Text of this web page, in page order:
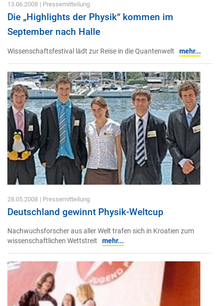
13.06.2008 | Pressemitteilung
Die „Highlights der Physik“ kommen im
September nach Halle
Wissenschaftsfestival lädt zur Reise in die Quantenwelt mehr...
28.05.2008 | Pressemitteilung
Deutschland gewinnt Physik-Weltcup
Nachwuchsforscher aus aller Welt trafen sich in Kroatien zum
wissenschaftlichen Wettstreit
mehr...